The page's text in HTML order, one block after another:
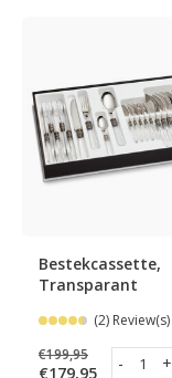
Bestekcassette,
Transparant
(2) Review(s)
€199,95
€179,95 +
-